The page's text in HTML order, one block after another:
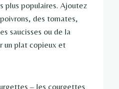
plus populaires. Ajoutez
des tomates,
saucisses ou de la
un plat copieux et
– les courgettes